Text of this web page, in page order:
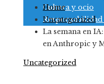
Cultura y ocio
Home
Uncategorized
La semana en
en Anthropic y
Uncategorized